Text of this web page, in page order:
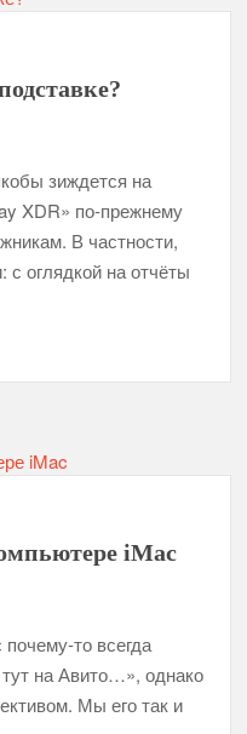
зиждется на
XDR» по-прежнему
В частности,
оглядкой на отчёты
iMac
то всегда
на Авито…», однако
Мы его так и